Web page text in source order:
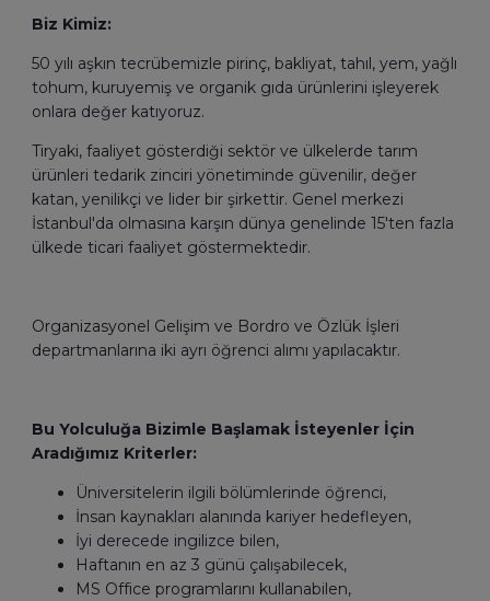
Biz Kimiz:
50 yılı aşkın tecrübemizle pirinç, bakliyat, tahıl, yem, yağlı
tohum, kuruyemiş ve organik gıda ürünlerini işleyerek
onlara değer katıyoruz.
Tiryaki, faaliyet gösterdiği sektör ve ülkelerde tarım
ürünleri tedarik zinciri yönetiminde güvenilir, değer
katan, yenilikçi ve lider bir şirkettir. Genel merkezi
İstanbul'da olmasına karşın dünya genelinde 15'ten fazla
ülkede ticari faaliyet göstermektedir.
Organizasyonel Gelişim ve Bordro ve Özlük İşleri
departmanlarına iki ayrı öğrenci alımı yapılacaktır.
Bu Yolculuğa Bizimle Başlamak İsteyenler İçin
Aradığımız Kriterler:
Üniversitelerin ilgili bölümlerinde öğrenci,
İnsan kaynakları alanında kariyer hedefleyen,
İyi derecede ingilizce bilen,
Haftanın en az 3 günü çalışabilecek,
MS Office programlarını kullanabilen,